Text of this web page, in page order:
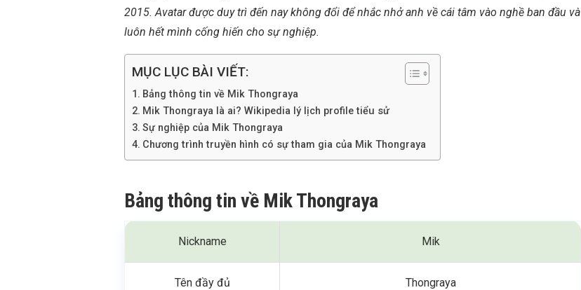
2015. Avatar được duy trì đến nay không đổi để nhắc nhở anh về cái tâm vào nghề ban đầu và
luôn hết mình cống hiến cho sự nghiệp.
MỤC LỤC BÀI VIẾT:
Bảng thông tin về Mik Thongraya
Mik Thongraya là ai? Wikipedia lý lịch profile tiểu sử
Sự nghiệp của Mik Thongraya
Chương trình truyền hình có sự tham gia của Mik Thongraya
Bảng thông tin về Mik Thongraya
Nickname Mik
Tên đầy đủ
Thongraya